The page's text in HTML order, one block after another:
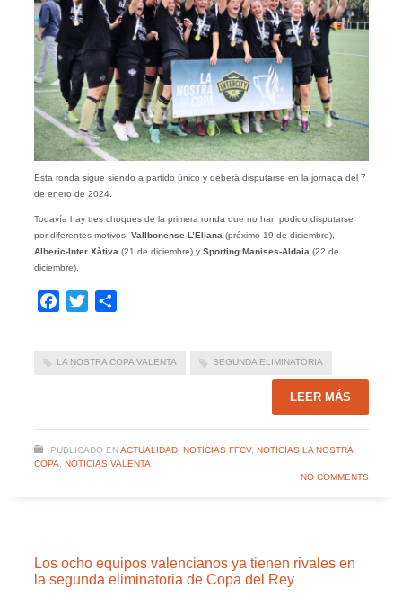
Esta ronda sigue siendo a partido único y deberá disputarse en la jornada del 7
de enero de 2024.
Todavía hay tres choques de la primera ronda que no han podido disputarse
por diferentes motivos: Vallbonense-L’Eliana (próximo 19 de diciembre),
Alberic-Inter Xàtiva(21 de diciembre) y Sporting Manises-Aldaia(22 de
diciembre).
Facebook
Twitter
LA NOSTRA COPA VALENTA SEGUNDA ELIMINATORIA
LEER MÁS
PUBLICADO EN ACTUALIDAD, NOTICIAS FFCV, NOTICIAS LA NOSTRA
COPA
NOTICIAS VALENTA
NO COMMENTS
Los ocho equipos valencianos ya tienen rivales en
la segunda eliminatoria de Copa del Rey